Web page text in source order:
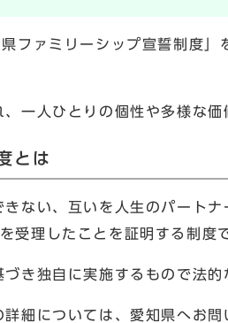
ファミリーシップ宣誓制度
一人ひとりの個性や多様な
とは
ない、互いを人生のパート
受理したことを証明する制度
き独自に実施するもので法
細については、愛知県へお問